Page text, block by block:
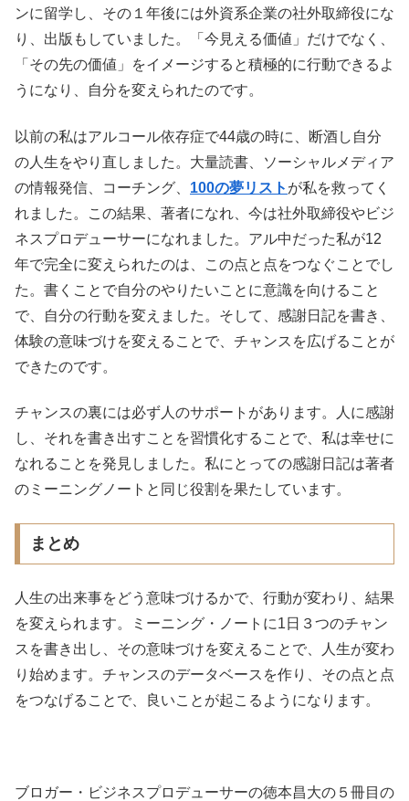
ンに留学し、その１年後には外資系企業の社外取締役にな
り、出版もしていました。「今見える価値」だけでなく、
「その先の価値」をイメージすると積極的に行動できるよ
うになり、自分を変えられたのです。
以前の私はアルコール依存症で44歳の時に、断酒し自分
の人生をやり直しました。大量読書、ソーシャルメディア
の情報発信、コーチング、 100の夢リスト が私を救ってく
れました。この結果、著者になれ、今は社外取締役やビジ
ネスプロデューサーになれました。アル中だった私が12
年で完全に変えられたのは、この点と点をつなぐことでし
た。書くことで自分のやりたいことに意識を向けること
で、自分の行動を変えました。そして、感謝日記を書き、
体験の意味づけを変えることで、チャンスを広げることが
できたのです。
チャンスの裏には必ず人のサポートがあります。人に感謝
し、それを書き出すことを習慣化することで、私は幸せに
なれることを発見しました。私にとっての感謝日記は著者
のミーニングノートと同じ役割を果たしています。
まとめ
人生の出来事をどう意味づけるかで、行動が変わり、結果
を変えられます。ミーニング・ノートに1日３つのチャン
スを書き出し、その意味づけを変えることで、人生が変わ
り始めます。チャンスのデータベースを作り、その点と点
をつなげることで、良いことが起こるようになります。
ブロガー・ビジネスプロデューサーの徳本昌大の５冊目の